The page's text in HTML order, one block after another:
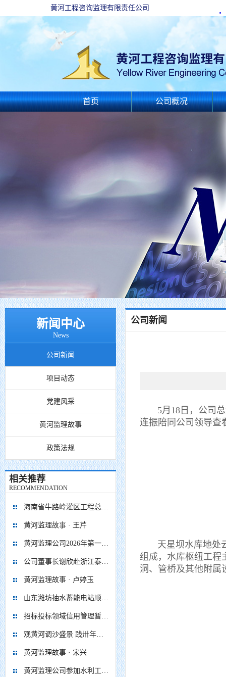
黄河工程咨询监理有限责任公司
首页 公司概况
新闻中心
News
公司新闻
项目动态
党建风采
黄河监理故事
政策法规
相关推荐
RECOMMENDATION
海南省牛路岭灌区工程总干渠1#隧洞无压段提前5个月贯通
黄河监理故事 · 王芹
黄河监理公司2026年第一次 股东会、董事会、监事会顺利召开
公司董事长谢欣赴浙江泰顺抽水蓄能电站项目调研慰问
黄河监理故事 · 卢婷玉
山东潍坊抽水蓄能电站顺利通过蓄水阶段移民安置省级终验
招标投标领域信用管理暂行办法
观黄河调沙盛景 践卅年监理初心
黄河监理故事 · 宋兴
黄河监理公司参加水利工程移民安置监督评估企业座谈会
公司新闻
5月18日，公司总
连振陪同公司领导查
天星坝水库地处云
组成，水库枢纽工程
洞、管桥及其他附属